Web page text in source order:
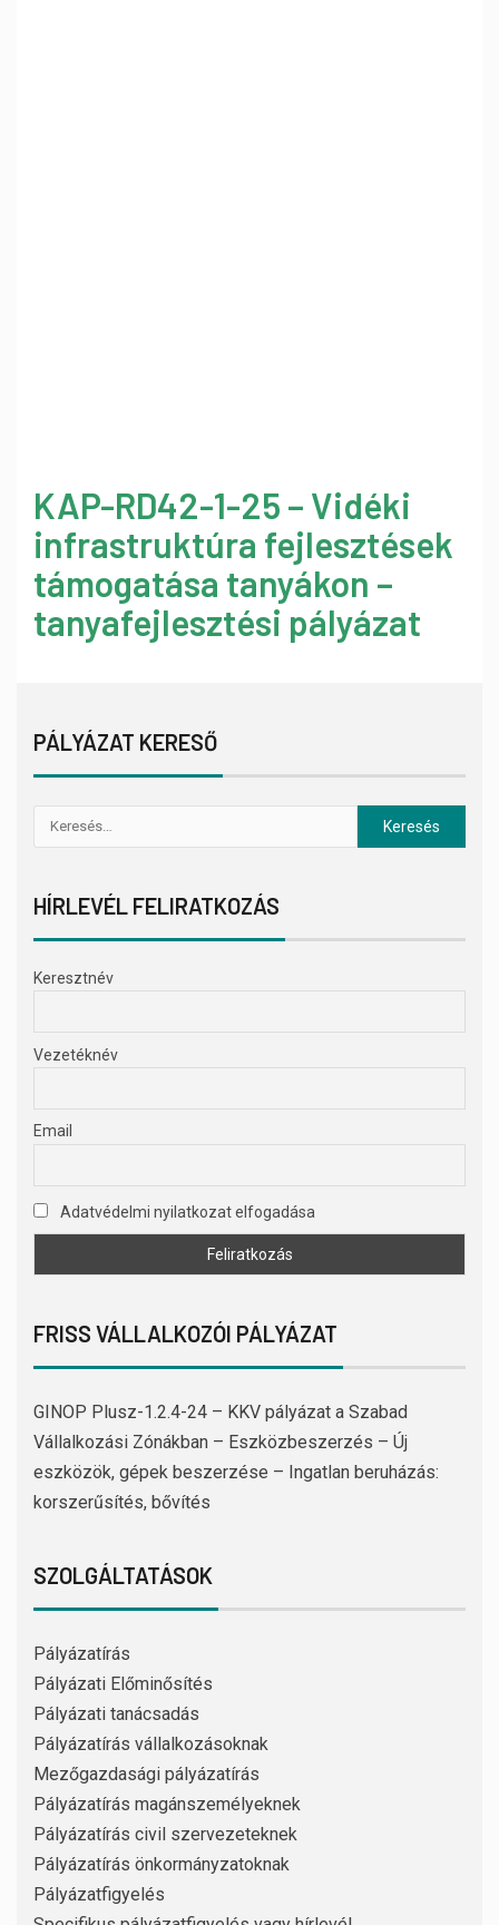
KAP-RD42-1-25 – Vidéki
infrastruktúra fejlesztések
támogatása tanyákon –
tanyafejlesztési pályázat
PÁLYÁZAT KERESŐ
HÍRLEVÉL FELIRATKOZÁS
Keresztnév
Vezetéknév
Email
Adatvédelmi nyilatkozat elfogadása
FRISS VÁLLALKOZÓI PÁLYÁZAT
GINOP Plusz-1.2.4-24 – KKV pályázat a Szabad
Vállalkozási Zónákban – Eszközbeszerzés – Új
eszközök, gépek beszerzése – Ingatlan beruházás:
korszerűsítés, bővítés
SZOLGÁLTATÁSOK
Pályázatírás
Pályázati Előminősítés
Pályázati tanácsadás
Pályázatírás vállalkozásoknak
Mezőgazdasági pályázatírás
Pályázatírás magánszemélyeknek
Pályázatírás civil szervezeteknek
Pályázatírás önkormányzatoknak
Pályázatfigyelés